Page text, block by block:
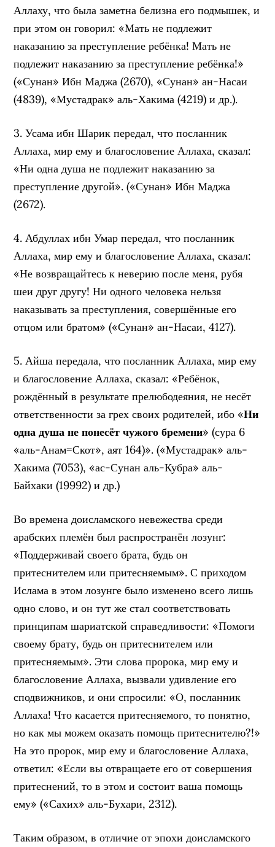
Аллаху, что была заметна белизна его подмышек, и
при этом он говорил: «Мать не подлежит
наказанию за преступление ребёнка! Мать не
подлежит наказанию за преступление ребёнка!»
(«Сунан» Ибн Маджа (2670), «Сунан» ан-Насаи
(4839), «Мустадрак» аль-Хакима (4219) и др.).
3. Усама ибн Шарик передал, что посланник
Аллаха, мир ему и благословение Аллаха, сказал:
«Ни одна душа не подлежит наказанию за
преступление другой». («Сунан» Ибн Маджа
(2672).
4. Абдуллах ибн Умар передал, что посланник
Аллаха, мир ему и благословение Аллаха, сказал:
«Не возвращайтесь к неверию после меня, рубя
шеи друг другу! Ни одного человека нельзя
наказывать за преступления, совершённые его
отцом или братом» («Сунан» ан-Насаи, 4127).
5. Айша передала, что посланник Аллаха, мир ему
и благословение Аллаха, сказал: «Ребёнок,
рождённый в результате прелюбодеяния, не несёт
ответственности за грех своих родителей, ибо «Ни
одна душа не понесёт чужого бремени» (сура 6
«аль-Анам=Скот», аят 164)». («Мустадрак» аль-
Хакима (7053), «ас-Сунан аль-Кубра» аль-
Байхаки (19992) и др.)
Во времена доисламского невежества среди
арабских племён был распространён лозунг:
«Поддерживай своего брата, будь он
притеснителем или притесняемым». С приходом
Ислама в этом лозунге было изменено всего лишь
одно слово, и он тут же стал соответствовать
принципам шариатской справедливости: «Помоги
своему брату, будь он притеснителем или
притесняемым». Эти слова пророка, мир ему и
благословение Аллаха, вызвали удивление его
сподвижников, и они спросили: «О, посланник
Аллаха! Что касается притесняемого, то понятно,
но как мы можем оказать помощь притеснителю?!»
На это пророк, мир ему и благословение Аллаха,
ответил: «Если вы отвращаете его от совершения
притеснений, то в этом и состоит ваша помощь
ему» («Сахих» аль-Бухари, 2312).
Таким образом, в отличие от эпохи доисламского